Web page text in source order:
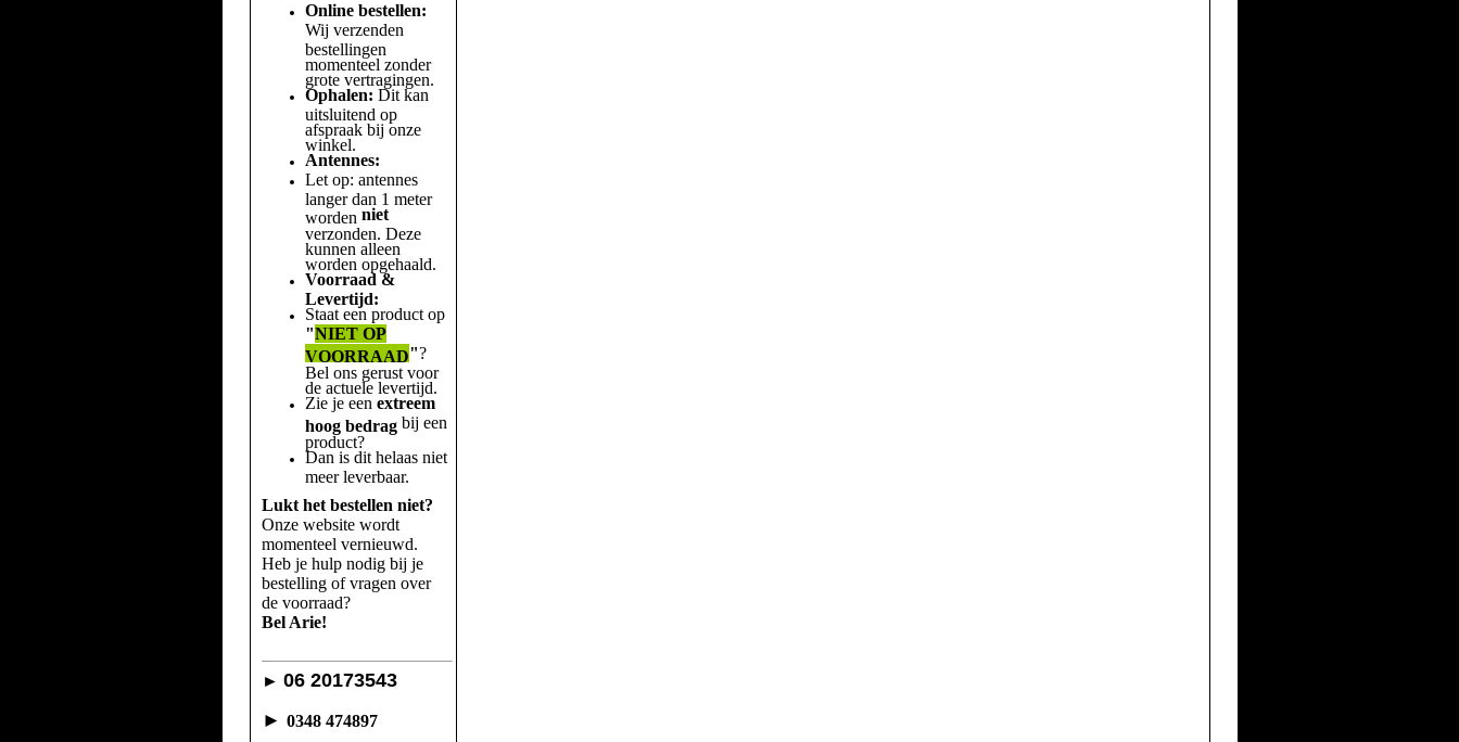
Online bestellen:
Wij verzenden
bestellingen
momenteel zonder
grote vertragingen.
Ophalen: Dit kan
uitsluitend op
afspraak bij onze
winkel.
Antennes:
Let op: antennes
langer dan 1 meter
worden niet
verzonden. Deze
kunnen alleen
worden opgehaald.
Voorraad &
Levertijd:
Staat een product op
"NIET OP
VOORRAAD"?
Bel ons gerust voor
de actuele levertijd.
Zie je een extreem
hoog bedragbij een
product?
Dan is dit helaas niet
meer leverbaar.
Lukt het bestellen niet?
Onze website wordt
momenteel vernieuwd.
Heb je hulp nodig bij je
bestelling of vragen over
de voorraad?
Bel Arie!
► 06 20173543
► 0348 474897